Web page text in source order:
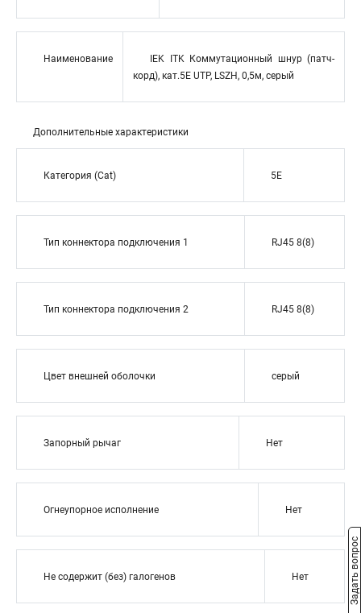
Наименование
IEK ITK Коммутационный шнур (патч-
корд), кат.5Е UTP, LSZH, 0,5м, серый
Дополнительные характеристики
Категория (Cat) 5E
Тип коннектора подключения 1 RJ45 8(8)
Тип коннектора подключения 2 RJ45 8(8)
Цвет внешней оболочки серый
Запорный рычаг Нет
Огнеупорное исполнение Нет
Не содержит (без) галогенов Нет Задать вопрос